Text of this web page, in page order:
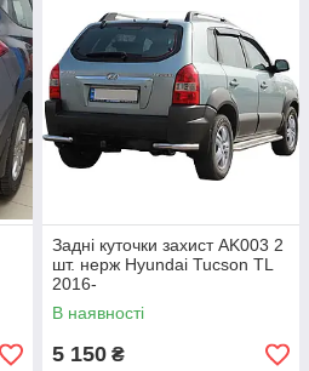
Задні куточки захист AK003 2
шт. нерж Hyundai Tucson TL
2016-
В наявності
5 150 ₴